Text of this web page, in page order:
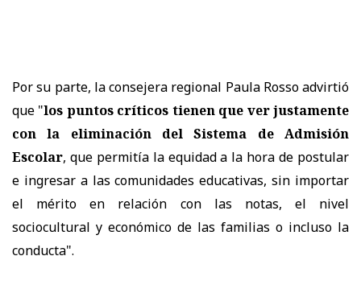
Por su parte, la consejera regional Paula Rosso advirtió
que "los puntos críticos tienen que ver justamente
con la eliminación del Sistema de Admisión
Escolar, que permitía la equidad a la hora de postular
e ingresar a las comunidades educativas, sin importar
el mérito en relación con las notas, el nivel
sociocultural y económico de las familias o incluso la
conducta".